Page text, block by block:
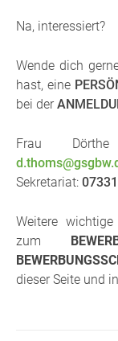
Na, interessiert?
Wende dich
hast, eine
bei der
Frau
Sekretariat:
Weitere wichtige
zum
dieser Seite und